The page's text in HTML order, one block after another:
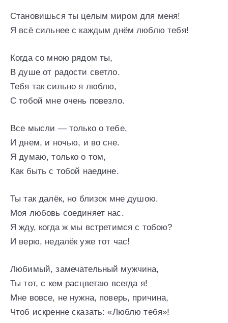
Становишься ты целым миром для меня!
Я всё сильнее с каждым днём люблю тебя!
Когда со мною рядом ты,
В душе от радости светло.
Тебя так сильно я люблю,
С тобой мне очень повезло.
Все мысли — только о тебе,
И днем, и ночью, и во сне.
Я думаю, только о том,
Как быть с тобой наедине.
Ты так далёк, но близок мне душою.
Моя любовь соединяет нас.
Я жду, когда ж мы встретимся с тобою?
И верю, недалёк уже тот час!
Любимый, замечательный мужчина,
Ты тот, с кем расцветаю всегда я!
Мне вовсе, не нужна, поверь, причина,
Чтоб искренне сказать: «Люблю тебя»!